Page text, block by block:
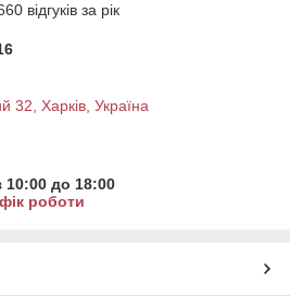
відгуків за рік
32, Харків, Україна
10:00 до 18:00
роботи